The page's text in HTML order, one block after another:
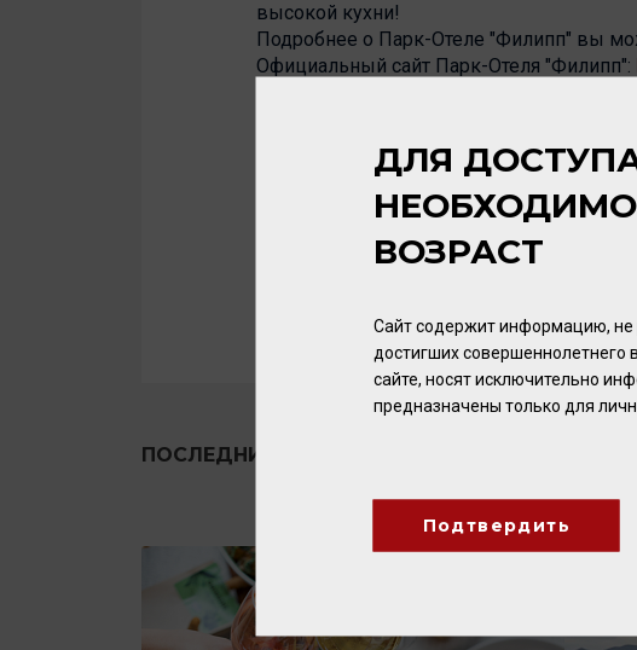
высокой кухни!
Подробнее о Парк-Отеле "Филипп" вы
Официальный сайт Парк-Отеля "Филипп":
ПОСЛЕДНИЕ НОВОСТИ
ДЛЯ
ВОЗРАСТ
Сайт содержит информацию,
достигших
сайте, носят исключительно
предназначены только для
Подтвердить